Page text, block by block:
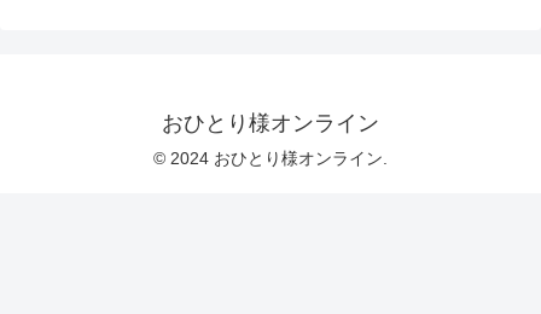
おひとり様オンライン
© 2024 おひとり様オンライン.